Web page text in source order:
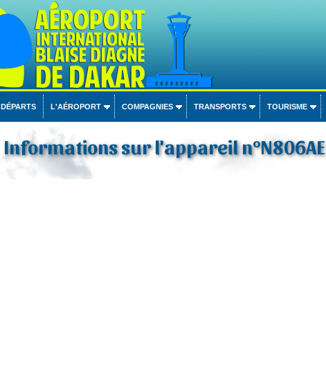
DÉPARTS L'AÉROPORT COMPAGNIES TRANSPORTS TOURISME
Informations sur l'appareil n°N806AE